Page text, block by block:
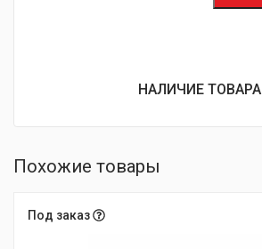
НАЛИЧИЕ ТОВАРА
Похожие товары
Под заказ